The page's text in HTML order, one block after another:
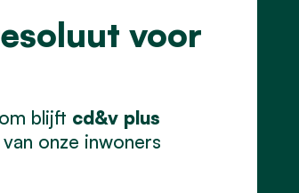
voor
blijft cd&v plus
onze inwoners